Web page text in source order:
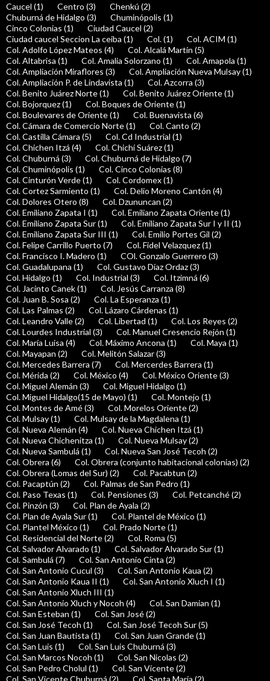
Caucel (1)
Centro (3)
Chenkú (2)
Chuburná de Hidalgo (3)
Chuminópolis (1)
Cinco Colonias (1)
Ciudad Caucel (2)
Ciudad caucel Seccion La ceiba (1)
Col. (1)
Col. ACIM (1)
Col. Adolfo López Mateos (4)
Col. Alcalá Martín (5)
Col. Altabrisa (1)
Col. Amalia Solorzano (1)
Col. Amapola (1)
Col. Ampliación Miraflores (3)
Col. Ampliación Nueva Mulsay (1)
Col. Ampliación P. de Lindavista (1)
Col. Azcorra (3)
Col. Benito Juárez Norte (1)
Col. Benito Juárez Oriente (1)
Col. Bojorquez (1)
Col. Boques de Oriente (1)
Col. Boulevares de Oriente (1)
Col. Buenavista (6)
Col. Cámara de Comercio Norte (1)
Col. Canto (2)
Col. Castilla Cámara (5)
Col. Cd Industrial (1)
Col. Chichen Itzá (4)
Col. Chichí Suárez (1)
Col. Chuburná (3)
Col. Chuburná de Hidalgo (7)
Col. Chuminópolis (1)
Col. Cinco Colonias (8)
Col. Cinturón Verde (1)
Col. Cordomex (1)
Col. Cortez Sarmiento (1)
Col. Delio Moreno Cantón (4)
Col. Dolores Otero (8)
Col. Dzununcan (2)
Col. Emiliano Zapata I (1)
Col. Emiliano Zapata Oriente (1)
Col. Emiliano Zapata Sur (1)
Col. Emiliano Zapata Sur I y II (1)
Col. Emiliano Zapata Sur III (1)
Col. Emilio Portes Gil (2)
Col. Felipe Carrillo Puerto (7)
Col. Fidel Velazquez (1)
Col. Francisco I. Madero (1)
COl. Gonzalo Guerrero (3)
Col. Guadalupana (1)
Col. Gustavo Díaz Ordaz (3)
Col. Hidalgo (1)
Col. Industrial (3)
Col. Itzimná (6)
Col. Jacinto Canek (1)
Col. Jesús Carranza (8)
Col. Juan B. Sosa (2)
Col. La Esperanza (1)
Col. Las Palmas (2)
Col. Lázaro Cárdenas (1)
Col. Leandro Valle (2)
Col. Libertad (1)
Col. Los Reyes (2)
Col. Lourdes Industrial (3)
Col. Manuel Cresencio Rejón (1)
Col. María Luisa (4)
Col. Máximo Ancona (1)
Col. Maya (1)
Col. Mayapan (2)
Col. Melitón Salazar (3)
Col. Mercedes Barrera (7)
Col. Mercerdes Barrera (1)
Col. Mérida (2)
Col. México (4)
Col. México Oriente (3)
Col. Miguel Alemán (3)
Col. Miguel Hidalgo (1)
Col. Miguel Hidalgo(15 de Mayo) (1)
Col. Montejo (1)
Col. Montes de Amé (3)
Col. Morelos Oriente (2)
Col. Mulsay (1)
Col. Mulsay de la Magdalena (1)
Col. Nueva Alemán (4)
Col. Nueva Chichen Itzá (1)
Col. Nueva Chichenitza (1)
Col. Nueva Mulsay (2)
Col. Nueva Sambulá (1)
Col. Nueva San José Tecoh (2)
Col. Obrera (6)
Col. Obrera (conjunto habitacional colonias) (2)
Col. Obrera (Lomas del Sur) (2)
Col. Pacabtun (2)
Col. Pacaptún (2)
Col. Palmas de San Pedro (1)
Col. Paso Texas (1)
Col. Pensiones (3)
Col. Petcanché (2)
Col. Pinzón (3)
Col. Plan de Ayala (2)
Col. Plan de Ayala Sur (1)
Col. Plantel de México (1)
Col. Plantel México (1)
Col. Prado Norte (1)
Col. Residencial del Norte (2)
Col. Roma (5)
Col. Salvador Alvarado (1)
Col. Salvador Alvarado Sur (1)
Col. Sambulá (7)
Col. San Antonio Cinta (2)
Col. San Antonio Cucul (3)
Col. San Antonio Kaua (2)
Col. San Antonio Kaua II (1)
Col. San Antonio Xluch I (1)
Col. San Antonio Xluch III (1)
Col. San Antonio Xluch y Nocoh (4)
Col. San Damian (1)
Col. San Esteban (1)
Col. San José (2)
Col. San José Tecoh (1)
Col. San José Tecoh Sur (5)
Col. San Juan Bautista (1)
Col. San Juan Grande (1)
Col. San Luis (1)
Col. San Luis Chuburná (3)
Col. San Marcos Nocoh (1)
Col. San Nicolas (2)
Col. San Pedro Cholul (1)
Col. San Vicente (2)
Col. San Vicente Chuburná (2)
Col. Santa María (2)